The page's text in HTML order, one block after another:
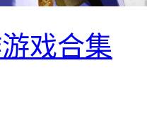
戏合集